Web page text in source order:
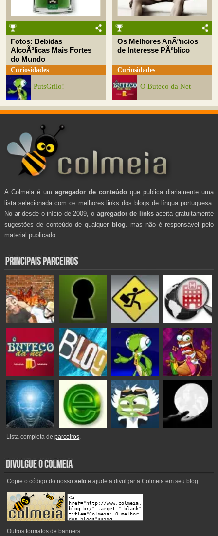
Fotos: Bebidas
AlcoÃ³licas Mais Fortes
do Mundo
Curiosidades
PutsGrilo!
Os Melhores AnÃºncios
de Interesse PÃºblico
Curiosidades
O Buteco da Net
A Colmeia é um agregador de conteúdo que publica diariamente uma
lista selecionada com os melhores links dos blogs de língua portuguesa.
No ar desde o início de 2009, o agregador de linksaceita gratuitamente
sugestões de conteúdo de qualquer blog , mas não é responsável pelo
material publicado.
Lista completa deparceiros.
Copie o código do nosso seloe ajude a divulgar a Colmeia em seu blog.
Outros formatos de banners.